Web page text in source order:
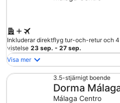
Inkluderar direktflyg tur-och-retur och
vistelse 23 sep. - 27 sep.
Visa mer
3.5-stjärnigt boende
Dorma
Málaga Centro